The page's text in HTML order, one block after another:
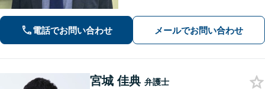
籍」トラブル等に対し状況に応じて適
切に問題解決を図ります。
電話でお問い合わせ メールでお問い合わせ
宮城 佳典 弁護士